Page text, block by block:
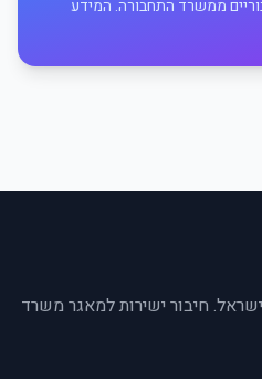
ממשרד התחבורה. המידע
חיבור ישירות למאגר משרד